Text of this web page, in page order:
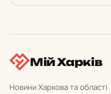
Мій Харків
Новини Харкова та області